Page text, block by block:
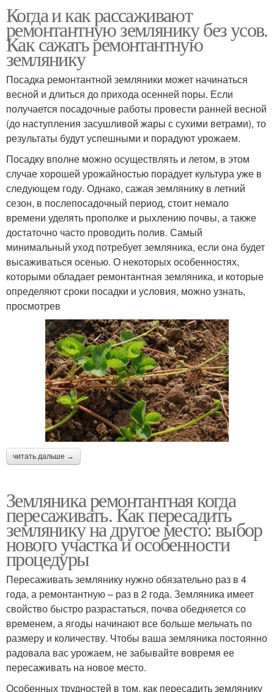
Когда и как рассаживают
ремонтантную землянику без усов.
Как сажать ремонтантную
землянику
Посадка ремонтантной земляники может начинаться
весной и длиться до прихода осенней поры. Если
получается посадочные работы провести ранней весной
(до наступления засушливой жары с сухими ветрами), то
результаты будут успешными и порадуют урожаем.
Посадку вполне можно осуществлять и летом, в этом
случае хорошей урожайностью порадует культура уже в
следующем году. Однако, сажая землянику в летний
сезон, в послепосадочный период, стоит немало
времени уделять прополке и рыхлению почвы, а также
достаточно часто проводить полив. Самый
минимальный уход потребует земляника, если она будет
высаживаться осенью. О некоторых особенностях,
которыми обладает ремонтантная земляника, и которые
определяют сроки посадки и условия, можно узнать,
просмотрев
читать дальше →
Земляника ремонтантная когда
пересаживать. Как пересадить
землянику на другое место: выбор
нового участка и особенности
процедуры
Пересаживать землянику нужно обязательно раз в 4
года, а ремонтантную – раз в 2 года. Земляника имеет
свойство быстро разрастаться, почва обедняется со
временем, а ягоды начинают все больше мельчать по
размеру и количеству. Чтобы ваша земляника постоянно
радовала вас урожаем, не забывайте вовремя ее
пересаживать на новое место.
Особенных трудностей в том, как пересадить землянику